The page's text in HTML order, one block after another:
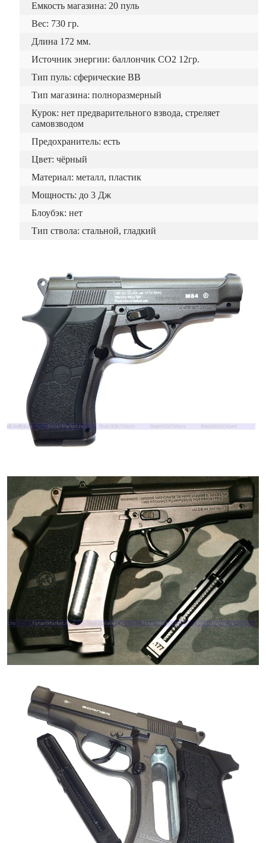
Емкость магазина: 20 пуль
Вес: 730 гр.
Длина 172 мм.
Источник энергии: баллончик СО2 12гр.
Тип пуль: сферические ВВ
Тип магазина: полноразмерный
Курок: нет предварительного взвода, стреляет
самовзводом
Предохранитель: есть
Цвет: чёрный
Материал: металл, пластик
Мощность: до 3 Дж
Блоубэк: нет
Тип ствола: стальной, гладкий